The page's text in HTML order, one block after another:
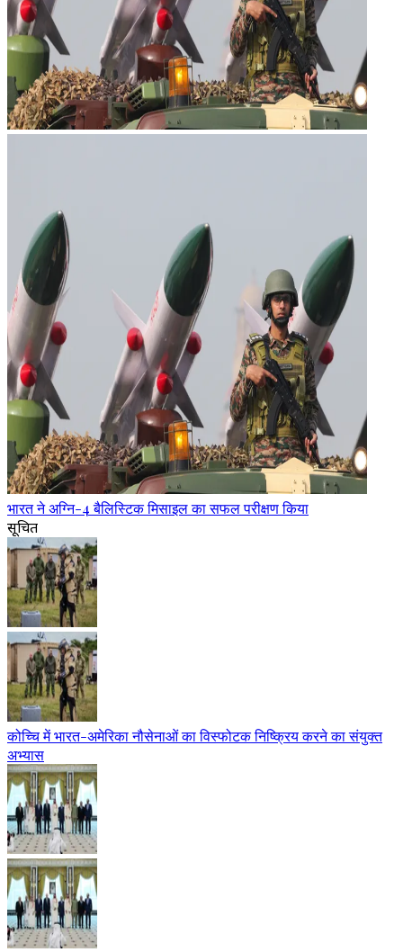
भारत ने अग्नि-4 बैलिस्टिक मिसाइल का सफल परीक्षण किया
सूचित
कोच्चि में भारत-अमेरिका नौसेनाओं का विस्फोटक निष्क्रिय करने का संयुक्त
अभ्यास